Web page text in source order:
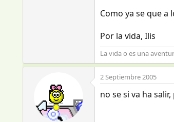
Como ya se que
Por la vida, Ilis
La vida o es una
2 Septiembre 2005
no se si va ha